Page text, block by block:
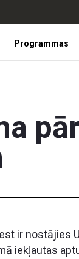
Programmas
ir
iekļautas